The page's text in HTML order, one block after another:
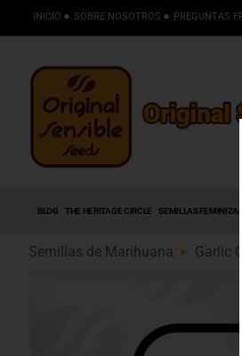
INICIO SOBRE NOSOTROS PREGUNTAS
BLOG THE HERITAGE CIRCLE SEMILLAS
Semillas de Marihuana Garlic